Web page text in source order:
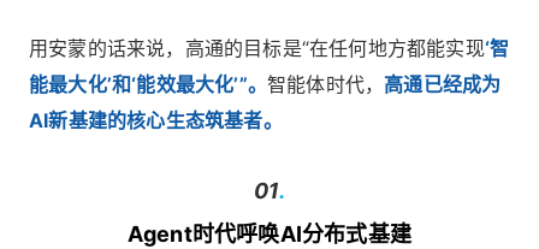
用安蒙的话来说，高通的目标是“在任何地方都能实现‘智
能最大化’和‘能效最大化’”。 智能体时代， 高通已经成为
AI新基建的核心生态筑基者。
01.
Agent时代呼唤AI分布式基建